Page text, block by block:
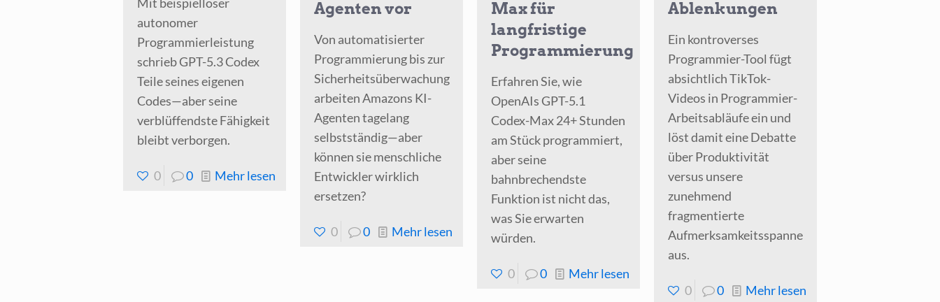
Mit beispielloser
autonomer
Programmierleistung
schrieb GPT-5.3 Codex
Teile seines eigenen
Codes—aber seine
verblüffendste Fähigkeit
bleibt verborgen.
0 0 Mehr lesen-
OpenAI
Agenten vor
Von automatisierter
Programmierung bis zur
Sicherheitsüberwachung
arbeiten Amazons KI-
Agenten tagelang
selbstständig—aber
können sie menschliche
Entwickler wirklich
ersetzen?
0 0 Mehr lesen-
Max für
langfristige
Programmierung
Erfahren Sie, wie
OpenAIs GPT-5.1
Codex-Max 24+ Stunden
am Stück programmiert,
aber seine
bahnbrechendste
Funktion ist nicht das,
was Sie erwarten
würden.
0 0 Mehr lesen-
OpenAI
Ablenkungen
Ein kontroverses
Programmier-Tool fügt
absichtlich TikTok-
Videos in Programmier-
Arbeitsabläufe ein und
löst damit eine Debatte
über Produktivität
versus unsere
zunehmend
fragmentierte
Aufmerksamkeitsspanne
aus.
0 0 Mehr lesen-